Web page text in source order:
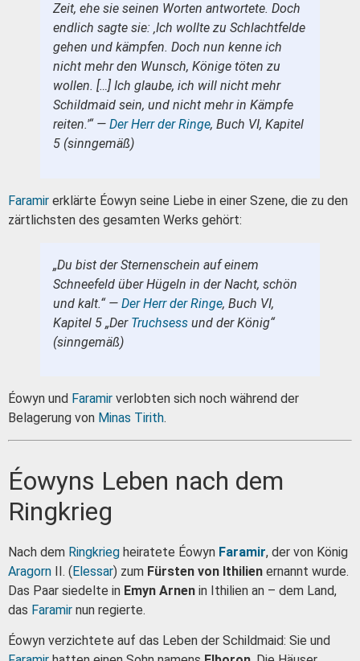
Zeit, ehe sie seinen Worten antwortete. Doch
endlich sagte sie: ‚Ich wollte zu Schlachtfelde
gehen und kämpfen. Doch nun kenne ich
nicht mehr den Wunsch, Könige töten zu
wollen. […] Ich glaube, ich will nicht mehr
Schildmaid sein, und nicht mehr in Kämpfe
reiten.'“ — Der Herr der Ringe, Buch VI, Kapitel
5 (sinngemäß)
Faramir erklärte Éowyn seine Liebe in einer Szene, die zu den
zärtlichsten des gesamten Werks gehört:
„Du bist der Sternenschein auf einem
Schneefeld über Hügeln in der Nacht, schön
und kalt.“ — Der Herr der Ringe, Buch VI,
Kapitel 5 „Der Truchsess und der König“
(sinngemäß)
Éowyn und Faramir verlobten sich noch während der
Belagerung von Minas Tirith.
Éowyns Leben nach dem
Ringkrieg
Nach dem Ringkrieg heiratete Éowyn Faramir, der von König
Aragorn II. (Elessar) zum Fürsten von Ithilien ernannt wurde.
Das Paar siedelte in Emyn Arnen in Ithilien an – dem Land,
das Faramir nun regierte.
Éowyn verzichtete auf das Leben der Schildmaid: Sie und